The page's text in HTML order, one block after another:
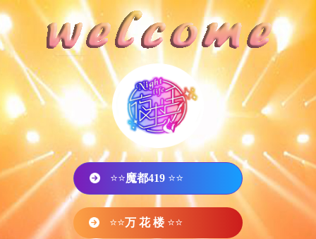
⭐⭐魔都419 ⭐⭐
⭐⭐万 花 楼 ⭐⭐